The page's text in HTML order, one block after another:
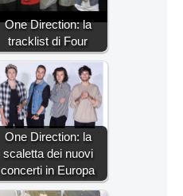
One Direction: la
tracklist di Four
One Direction: la
scaletta dei nuovi
concerti in Europa